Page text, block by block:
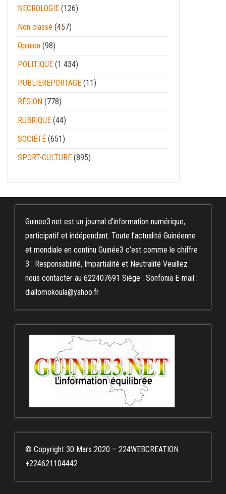
NECROLOGIE (126)
Non classé (457)
Opinion (98)
POLITIQUE (1 434)
PUBLIEREPORTAGE (11)
RÉGION (778)
RUBRIQUE (44)
SOCIÉTÉ (651)
SPORT-CULTURE (895)
Guinee3.net est un journal d’information numérique,
participatif et indépendant. Toute l’actualité Guinéenne
et mondiale en continu Guinée3 c’est comme le chiffre
3 : Responsabilité, Impartialité et Neutralité Veuillez
nous contacter au 622407691 Siège : Sonfonia E-mail :
diallomokoula@yahoo.fr
© Copyright 30 Mars 2020 – 224WEBCREATION
+224621104442